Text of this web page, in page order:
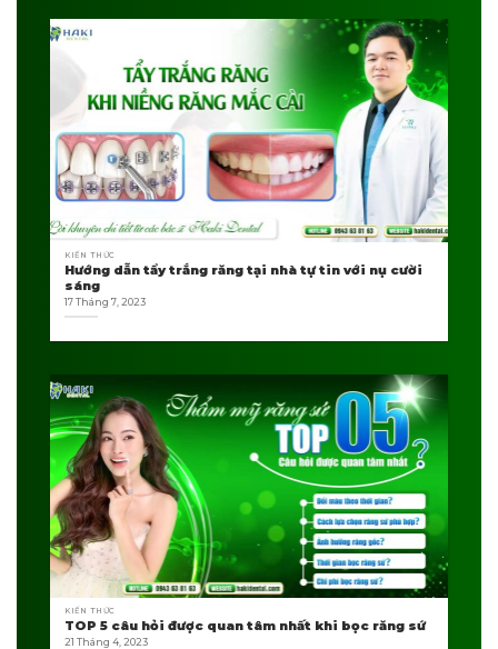
KIẾN THỨC
Hướng dẫn tẩy trắng răng tại nhà tự tin với nụ cười
sáng
17 Tháng 7, 2023
KIẾN THỨC
TOP 5 câu hỏi được quan tâm nhất khi bọc răng sứ
21 Tháng 4, 2023